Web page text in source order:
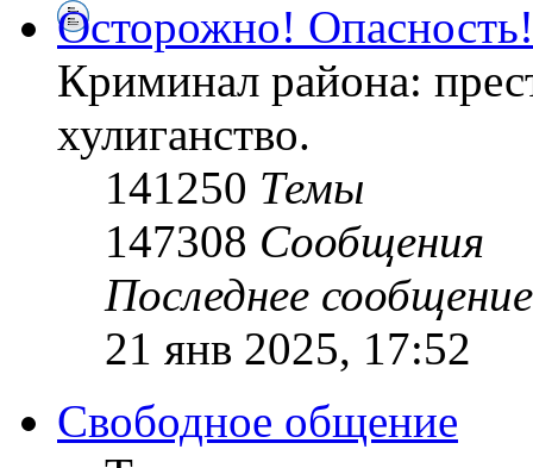
Осторожно! Опасность!
Криминал района:
хулиганство.
141250 Темы
147308 Сообщения
Последнее сообщение
21 янв 2025, 17:52
Свободное общение